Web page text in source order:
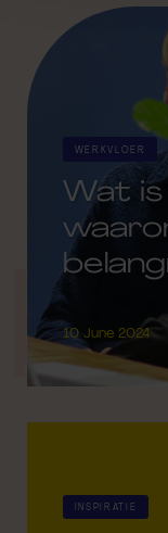
WERKVLOER
Wat is
10 June 2024
INSPIRATIE